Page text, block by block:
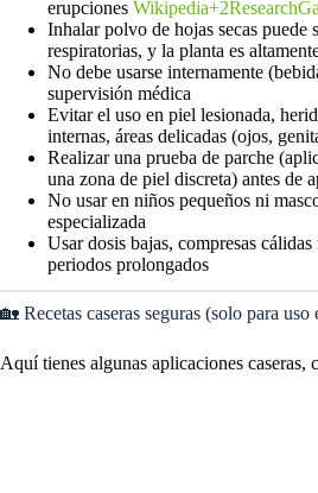
erupciones
Inhalar polvo de hojas secas puede
respiratorias, y la planta es
No debe usarse internamente
supervisión médica
Evitar el uso en piel lesionada,
internas, áreas delicadas (ojos,
Realizar una prueba de parche
una zona de piel discreta) antes de
No usar en niños pequeños ni
especializada
Usar dosis bajas, compresas
periodos prolongados
🏡 Recetas caseras seguras (solo para uso
Aquí tienes algunas aplicaciones caseras,